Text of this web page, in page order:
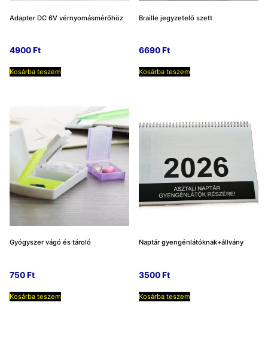
Adapter DC 6V vérnyomásmérőhöz
4900Ft
Kosárba teszem
Braille jegyzetelő szett
6690Ft
Kosárba teszem
Gyógyszer vágó és tároló
750Ft
Kosárba teszem
Naptár gyengénlátóknak+állvány
3500Ft
Kosárba teszem